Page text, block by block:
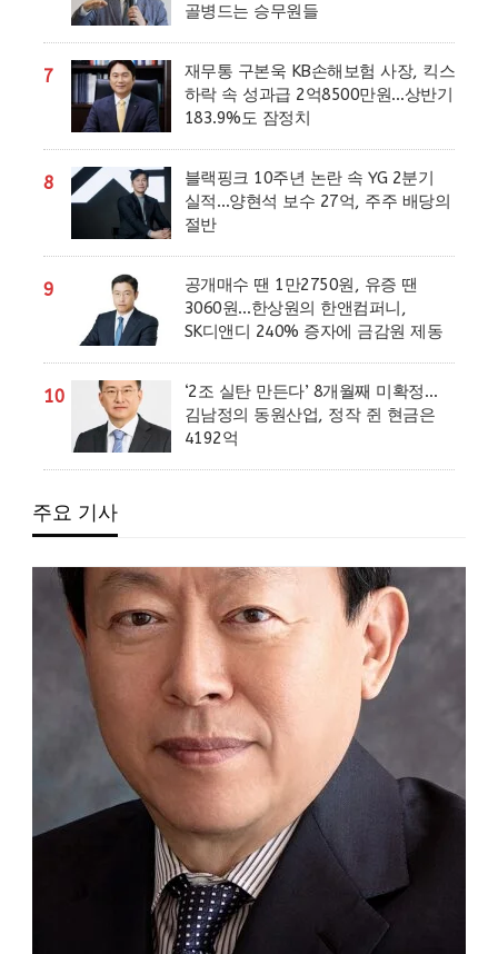
골병드는 승무원들
7
재무통 구본욱 KB손해보험 사장, 킥스
하락 속 성과급 2억8500만원…상반기
183.9%도 잠정치
8
블랙핑크 10주년 논란 속 YG 2분기
실적…양현석 보수 27억, 주주 배당의
절반
9
공개매수 땐 1만2750원, 유증 땐
3060원…한상원의 한앤컴퍼니,
SK디앤디 240% 증자에 금감원 제동
10
‘2조 실탄 만든다’ 8개월째 미확정…
김남정의 동원산업, 정작 쥔 현금은
4192억
주요 기사